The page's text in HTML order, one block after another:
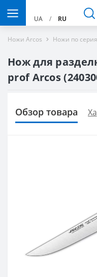
UA / RU
Ножи Arcos Ножи по
Нож для
prof Arcos
Обзор товара